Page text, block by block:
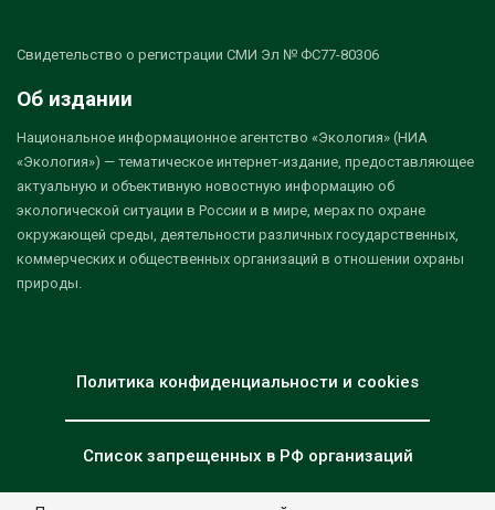
Свидетельство о регистрации СМИ Эл № ФС77-80306
Об издании
Национальное информационное агентство «Экология» (НИА
«Экология») — тематическое интернет-издание, предоставляющее
актуальную и объективную новостную информацию об
экологической ситуации в России и в мире, мерах по охране
окружающей среды, деятельности различных государственных,
коммерческих и общественных организаций в отношении охраны
природы.
Политика конфиденциальности и cookies
Список запрещенных в РФ организаций